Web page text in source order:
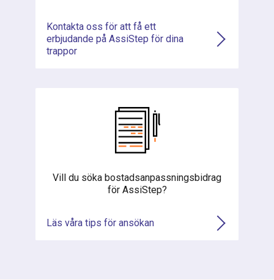
Kontakta oss för att få ett
erbjudande på AssiStep för dina
trappor
Vill du söka bostadsanpassningsbidrag
för AssiStep?
Läs våra tips för ansökan